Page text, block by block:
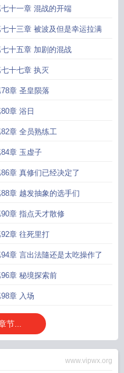
十一章 混战的开端
十三章 被波及但是幸运拉满
十五章 加剧的混战
十七章 执灭
章 圣皇陨落
章 浴日
章 全员熟练工
章 玉虚子
章 真修们已经决定了
章 越发抽象的选手们
章 指点天才散修
章 往死里打
章 言出法隨还是太吃操作了
章 秘境探索前
章 入场
节...
www.vipwx.org